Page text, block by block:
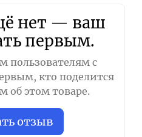
нет — ваш
первым.
пользователям с
кто поделится
об этом товаре.
отзыв